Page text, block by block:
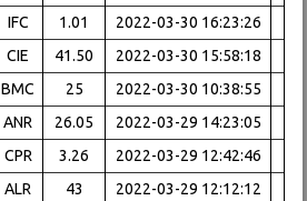
IFC 1.01
2022-03-30 16:23:26
CIE 41.50
2022-03-30 15:58:18
BMC 25
2022-03-30 10:38:55
ANR 26.05
2022-03-29 14:23:05
CPR 3.26
2022-03-29 12:42:46
ALR 43
2022-03-29 12:12:12